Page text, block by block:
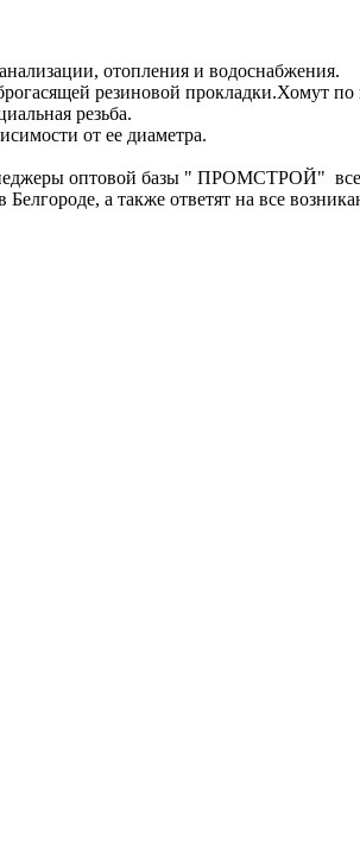
отопления и водоснабжения.
резиновой прокладки.Хомут
резьба.
от ее диаметра.
оптовой базы " ПРОМСТРОЙ"
а также ответят на все